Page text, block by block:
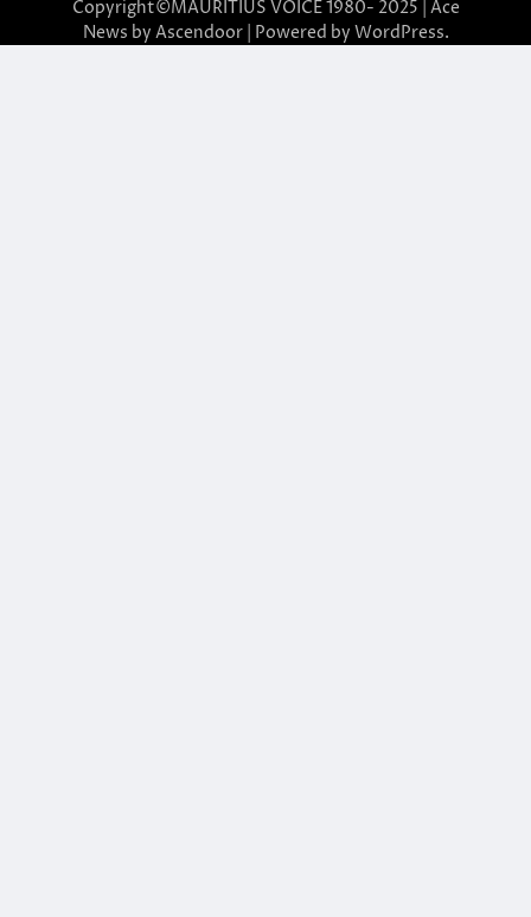
Copyright©MAURITIUS VOICE 1980- 2025 | Ace
News by Ascendoor| Powered by WordPress.